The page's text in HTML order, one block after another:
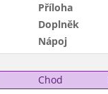
Příloha
Doplněk
Nápoj
Chod